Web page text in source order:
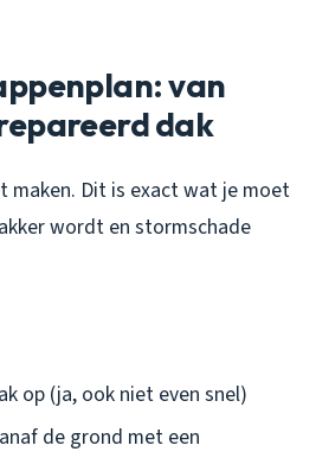
van
dak
maken. Dit is exact wat je moet
wordt en stormschade
op (ja, ook niet even snel)
de grond met een